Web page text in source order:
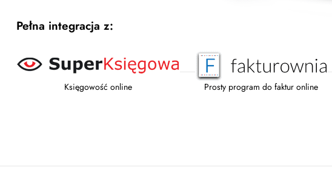
Pełna integracja z:
Księgowość online Prosty program do faktur online